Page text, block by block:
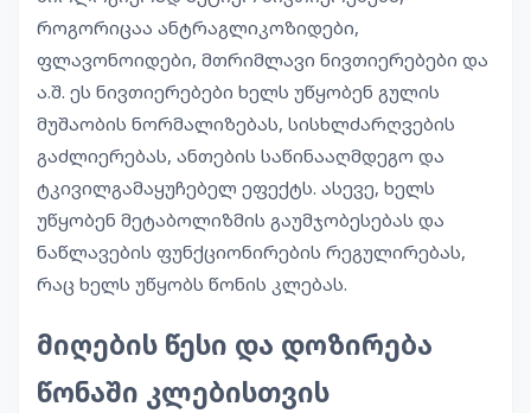
როგორიცაა ანტრაგლიკოზიდები,
ფლავონოიდები, მთრიმლავი ნივთიერებები და
ა.შ. ეს ნივთიერებები ხელს უწყობენ გულის
მუშაობის ნორმალიზებას, სისხლძარღვების
გაძლიერებას, ანთების საწინააღმდეგო და
ტკივილგამაყუჩებელ ეფექტს. ასევე, ხელს
უწყობენ მეტაბოლიზმის გაუმჯობესებას და
ნაწლავების ფუნქციონირების რეგულირებას,
რაც ხელს უწყობს წონის კლებას.
მიღების წესი და დოზირება
წონაში კლებისთვის